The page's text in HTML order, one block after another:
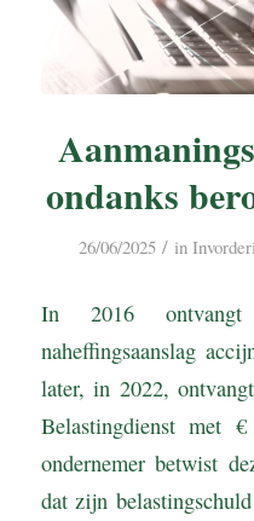
ondanks
26/06/2025 / in
In 2016 ontvangt
naheffingsaanslag
later, in 2022,
Belastingdienst met
ondernemer betwist
dat zijn